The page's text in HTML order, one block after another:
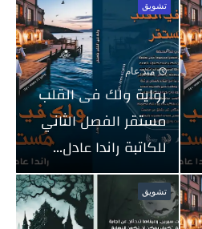
تشويق
منذ عام
رواية ولك فى القلب
مستقر الفصل الثاني
للكاتبة راندا عادل...
تشويق